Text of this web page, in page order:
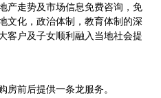
产走势及市场信息免费咨询，免
文化，政治体制，教育体制的深
客户及子女顺利融入当地社会提
房前后提供一条龙服务。